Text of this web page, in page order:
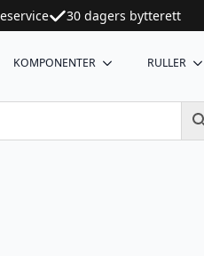
30 dagers bytterett
KOMPONENTER RULLER